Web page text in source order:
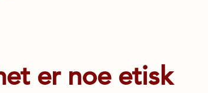
er noe etisk